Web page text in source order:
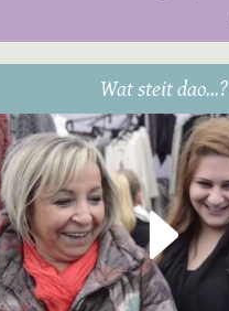
Wat steit dao...?